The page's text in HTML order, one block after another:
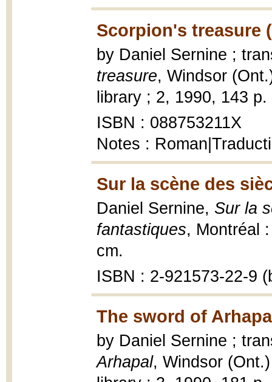
Scorpion's treasure
by Daniel Sernine ;
treasure, Windsor
library ; 2, 1990, 143
ISBN : 088753211X
Notes :
Sur la scène des
Daniel Sernine, Sur la
fantastiques, Montréal
cm.
ISBN : 2-921573-22-9
The sword of
by Daniel Sernine ;
Arhapal, Windsor